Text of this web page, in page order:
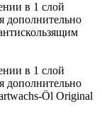
в 1 слой
дополнительно
в 1 слой
дополнительно
Öl Original